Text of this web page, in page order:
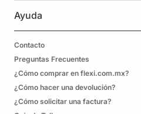
Ayuda
Contacto
Preguntas Frecuentes
¿Cómo comprar en flexi.com.mx?
¿Cómo hacer una devolución?
¿Cómo solicitar una factura?